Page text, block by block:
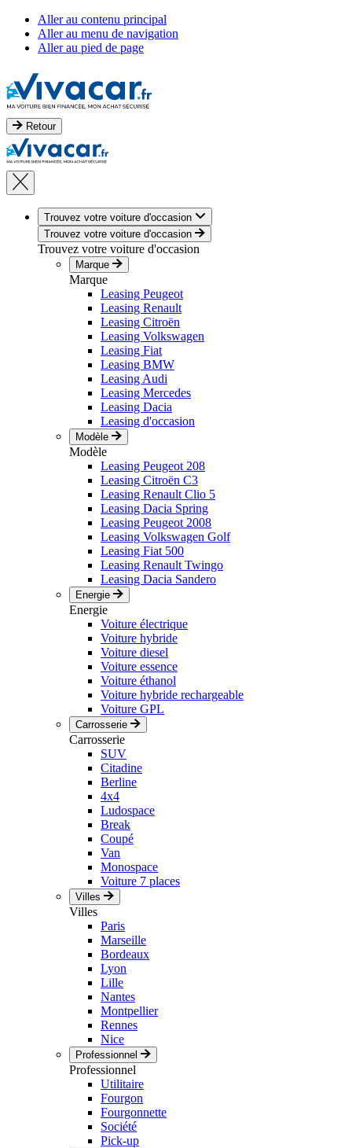
Aller au contenu principal
Aller au menu de navigation
Aller au pied de page
Retour
Trouvez votre voiture d'occasion
Trouvez votre voiture d'occasion
Trouvez votre voiture d'occasion
Marque
Marque
Leasing Peugeot
Leasing Renault
Leasing Citroën
Leasing Volkswagen
Leasing Fiat
Leasing BMW
Leasing Audi
Leasing Mercedes
Leasing Dacia
Leasing d'occasion
Modèle
Modèle
Leasing Peugeot 208
Leasing Citroën C3
Leasing Renault Clio 5
Leasing Dacia Spring
Leasing Peugeot 2008
Leasing Volkswagen Golf
Leasing Fiat 500
Leasing Renault Twingo
Leasing Dacia Sandero
Energie
Energie
Voiture électrique
Voiture hybride
Voiture diesel
Voiture essence
Voiture éthanol
Voiture hybride rechargeable
Voiture GPL
Carrosserie
Carrosserie
SUV
Citadine
Berline
4x4
Ludospace
Break
Coupé
Van
Monospace
Voiture 7 places
Villes
Villes
Paris
Marseille
Bordeaux
Lyon
Lille
Nantes
Montpellier
Rennes
Nice
Professionnel
Professionnel
Utilitaire
Fourgon
Fourgonnette
Société
Pick-up